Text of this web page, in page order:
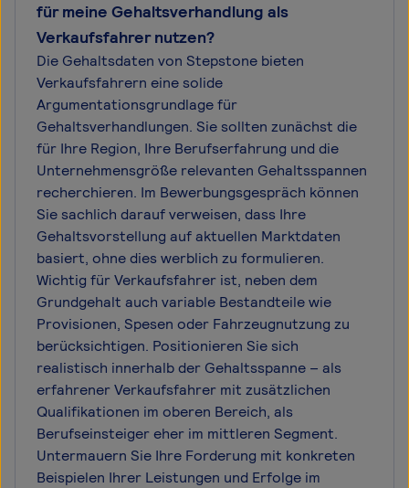
für meine Gehaltsverhandlung als
Verkaufsfahrer nutzen?
Die Gehaltsdaten von Stepstone bieten
Verkaufsfahrern eine solide
Argumentationsgrundlage für
Gehaltsverhandlungen. Sie sollten zunächst die
für Ihre Region, Ihre Berufserfahrung und die
Unternehmensgröße relevanten Gehaltsspannen
recherchieren. Im Bewerbungsgespräch können
Sie sachlich darauf verweisen, dass Ihre
Gehaltsvorstellung auf aktuellen Marktdaten
basiert, ohne dies werblich zu formulieren.
Wichtig für Verkaufsfahrer ist, neben dem
Grundgehalt auch variable Bestandteile wie
Provisionen, Spesen oder Fahrzeugnutzung zu
berücksichtigen. Positionieren Sie sich
realistisch innerhalb der Gehaltsspanne – als
erfahrener Verkaufsfahrer mit zusätzlichen
Qualifikationen im oberen Bereich, als
Berufseinsteiger eher im mittleren Segment.
Untermauern Sie Ihre Forderung mit konkreten
Beispielen Ihrer Leistungen und Erfolge im